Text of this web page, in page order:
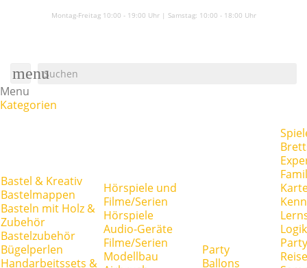
Montag-Freitag 10:00 - 19:00 Uhr | Samstag: 10:00 - 18:00 Uhr
menu
Menu
Kategorien
Bastel & Kreativ
Bastelmappen
Basteln mit Holz &
Zubehör
Bastelzubehör
Bügelperlen
Handarbeitssets &
Hörspiele und
Filme/Serien
Hörspiele
Audio-Geräte
Filme/Serien
Modellbau
Party
Ballons